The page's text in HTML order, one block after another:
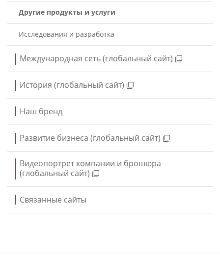
Другие продукты и услуги
Исследования и разработка
Международная сеть (глобальный сайт)
История (глобальный сайт)
Наш бренд
Развитие бизнеса (глобальный сайт)
Видеопортрет компании и брошюра
(глобальный сайт)
Связанные сайты